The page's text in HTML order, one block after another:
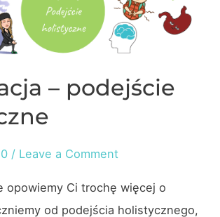
– podejście
/ Leave a Comment
opowiemy Ci trochę więcej o
od podejścia holistycznego,